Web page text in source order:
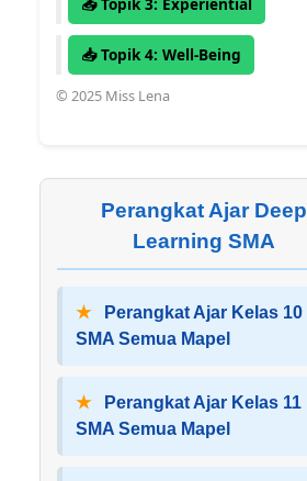
📥 Topik 4: Well-Being
© 2025 Miss Lena
Perangkat Ajar Deep
Learning SMA
★
Perangkat Ajar Kelas 10
SMA Semua Mapel
★
Perangkat Ajar Kelas 11
SMA Semua Mapel